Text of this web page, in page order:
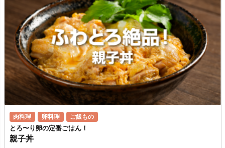
肉料理 卵料理 ご飯もの
とろ〜り卵の定番ごはん！
親子丼